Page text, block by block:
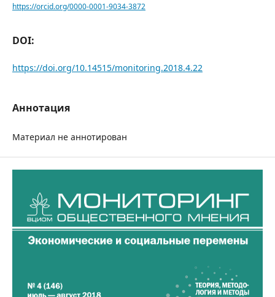
https://orcid.org/0000-0001-9034-3872
DOI:
https://doi.org/10.14515/monitoring.2018.4.22
Аннотация
Материал не аннотирован